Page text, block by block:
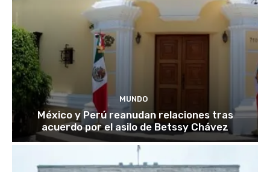
MUNDO
México y Perú reanudan relaciones tras
acuerdo por el asilo de Betssy Chávez